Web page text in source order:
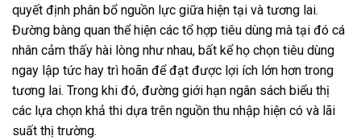
quyết định phân bổ nguồn lực giữa hiện tại và tương lai.
Đường bàng quan thể hiện các tổ hợp tiêu dùng mà tại đó cá
nhân cảm thấy hài lòng như nhau, bất kể họ chọn tiêu dùng
ngay lập tức hay trì hoãn để đạt được lợi ích lớn hơn trong
tương lai. Trong khi đó, đường giới hạn ngân sách biểu thị
các lựa chọn khả thi dựa trên nguồn thu nhập hiện có và lãi
suất thị trường.